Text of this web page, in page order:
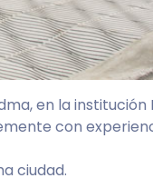
en la institución
con
ciudad.